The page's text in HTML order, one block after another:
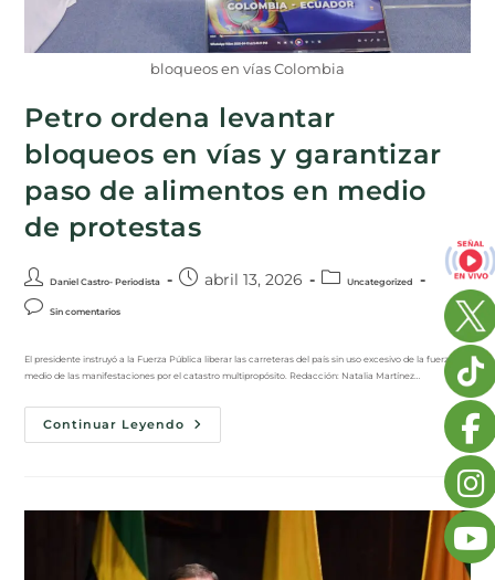
bloqueos en vías Colombia
Petro ordena levantar
bloqueos en vías y garantizar
paso de alimentos en medio
de protestas
Daniel Castro- Periodista abril 13, 2026 Uncategorized
Sin comentarios
El presidente instruyó a la Fuerza Pública liberar las carreteras del país sin uso excesivo de la fuerza, en
medio de las manifestaciones por el catastro multipropósito. Redacción: Natalia Martínez…
Continuar Leyendo